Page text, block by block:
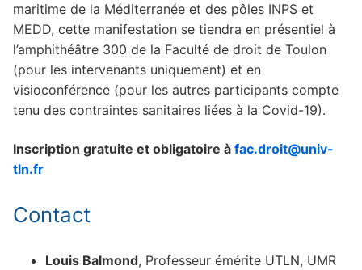
maritime de la Méditerranée et des pôles INPS et
MEDD, cette manifestation se tiendra en présentiel à
l’amphithéâtre 300 de la Faculté de droit de Toulon
(pour les intervenants uniquement) et en
visioconférence (pour les autres participants compte
tenu des contraintes sanitaires liées à la Covid-19).
Inscription gratuite et obligatoire à fac.droit@univ-
tln.fr
Contact
Louis Balmond, Professeur émérite UTLN, UMR